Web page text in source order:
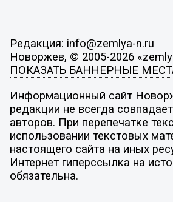
Редакция: info@zemlya-n.ru
Новоржев, © 2005-2026
ПОКАЗАТЬ БАННЕРНЫЕ
Информационный сайт
редакции не всегда
авторов. При перепечатке
использовании текстовых
настоящего сайта на иных
Интернет гиперссылка на
обязательна.